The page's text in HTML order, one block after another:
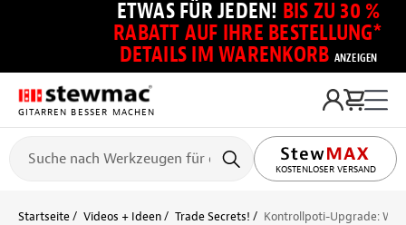
ETWAS FÜR JEDEN! BIS ZU 30 %
RABATT AUF IHRE BESTELLUNG*
DETAILS IM WARENKORB ANZEIGEN
GITARREN BESSER MACHEN
KOSTENLOSER VERSAND
Startseite Videos + Ideen Trade Secrets! Kontrollpoti-Upgrade: